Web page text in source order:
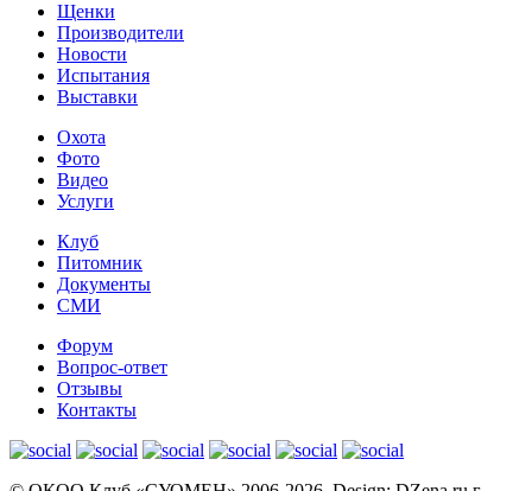
Щенки
Производители
Новости
Испытания
Выставки
Охота
Фото
Видео
Услуги
Клуб
Питомник
Документы
СМИ
Форум
Вопрос-ответ
Отзывы
Контакты